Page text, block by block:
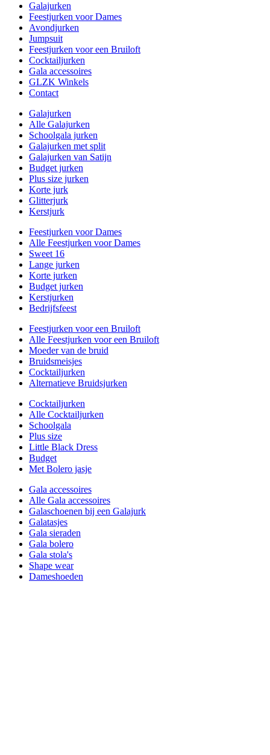
Galajurken
Feestjurken voor Dames
Avondjurken
Jumpsuit
Feestjurken voor een Bruiloft
Cocktailjurken
Gala accessoires
GLZK Winkels
Contact
Galajurken
Alle Galajurken
Schoolgala jurken
Galajurken met split
Galajurken van Satijn
Budget jurken
Plus size jurken
Korte jurk
Glitterjurk
Kerstjurk
Feestjurken voor Dames
Alle Feestjurken voor Dames
Sweet 16
Lange jurken
Korte jurken
Budget jurken
Kerstjurken
Bedrijfsfeest
Feestjurken voor een Bruiloft
Alle Feestjurken voor een Bruiloft
Moeder van de bruid
Bruidsmeisjes
Cocktailjurken
Alternatieve Bruidsjurken
Cocktailjurken
Alle Cocktailjurken
Schoolgala
Plus size
Little Black Dress
Budget
Met Bolero jasje
Gala accessoires
Alle Gala accessoires
Galaschoenen bij een Galajurk
Galatasjes
Gala sieraden
Gala bolero
Gala stola's
Shape wear
Dameshoeden